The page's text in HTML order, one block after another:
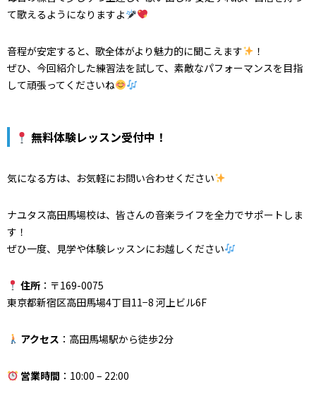
て歌えるようになりますよ
音程が安定すると、歌全体がより魅力的に聞こえます
！
ぜひ、今回紹介した練習法を試して、素敵なパフォーマンスを目指
して頑張ってくださいね
無料体験レッスン受付中！
気になる方は、お気軽にお問い合わせください
ナユタス高田馬場校は、皆さんの音楽ライフを全力でサポートしま
す！
ぜひ一度、見学や体験レッスンにお越しください
住所：〒169-0075
東京都新宿区高田馬場4丁目11−8 河上ビル6F
アクセス ：高田馬場駅から徒歩2分
営業時間 ：10:00 – 22:00